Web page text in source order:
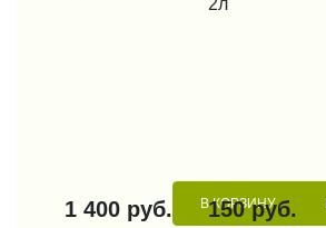
1 400 руб. В КОРЗИНУ
2л
150 руб.